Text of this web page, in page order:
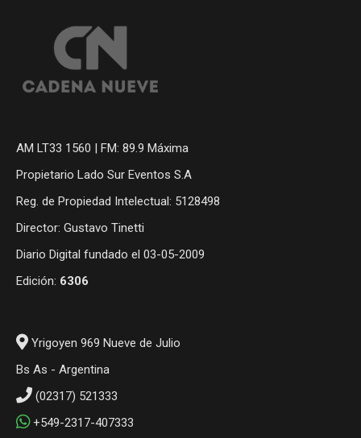
AM LT33 1560 | FM: 89.9 Máxima
Propietario Lado Sur Eventos S.A
Reg. de Propiedad Intelectual: 5128498
Director: Gustavo Tinetti
Diario Digital fundado el 03-05-2009
Edición: 6306
Yrigoyen 969 Nueve de Julio
Bs As - Argentina
(02317) 521333
+549-2317-407333